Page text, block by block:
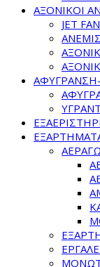
ΑΞΟΝΙΚΟΙ
JET